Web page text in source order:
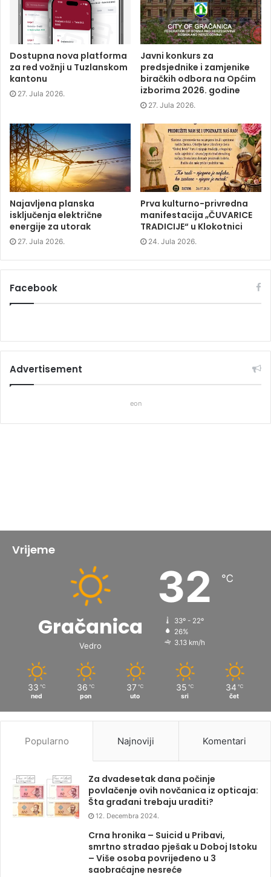
e
b
o
o
k
(
O
p
e
n
s
i
n
n
i
n
d
o
w
)
t
e
r
(
O
e
n
s
i
n
e
n
d
o
w
)
k
e
d
n
O
p
e
n
i
d
o
w
)
w
i
n
d
Dostupna nova platforma
za red vožnji u Tuzlanskom
kantonu
27. Jula 2026.
Javni konkurs za
predsjednike i zamjenike
biračkih odbora na Općim
izborima 2026. godine
27. Jula 2026.
Najavljena planska
isključenja električne
energije za utorak
27. Jula 2026.
Prva kulturno-privredna
manifestacija „ČUVARICE
TRADICIJE“ u Klokotnici
24. Jula 2026.
Facebook
Advertisement
eon
Vrijeme
Gračanica
Vedro
32 ℃
33º - 22º
26%
3.13 km/h
33 ℃
ned
36 ℃
pon
37 ℃
uto
35 ℃
sri
34 ℃
čet
Popularno Najnoviji Komentari
Za dvadesetak dana počinje
povlačenje ovih novčanica iz opticaja:
Šta građani trebaju uraditi?
12. Decembra 2024.
Crna hronika – Suicid u Pribavi,
smrtno stradao pješak u Doboj Istoku
– Više osoba povrijeđeno u 3
saobraćajne nesreće